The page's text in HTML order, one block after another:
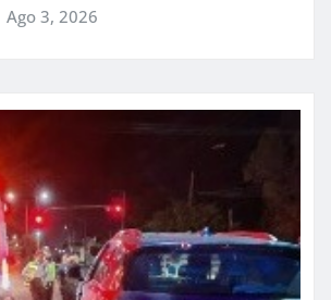
Ago 3, 2026